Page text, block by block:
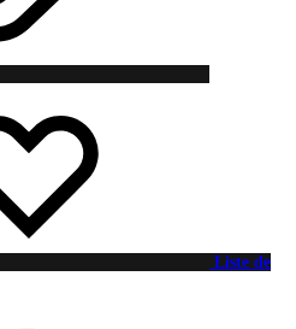
Liste de